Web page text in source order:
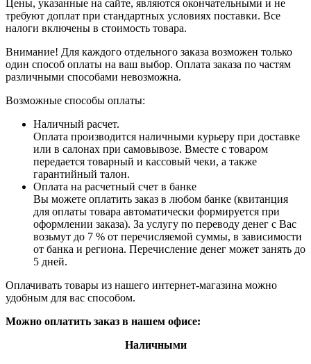
Цены, указанные на сайте, являются окончательными и не
требуют доплат при стандартных условиях поставки. Все
налоги включены в стоимость товара.
Внимание! Для каждого отдельного заказа возможен только
один способ оплаты на ваш выбор. Оплата заказа по частям
различными способами невозможна.
Возможные способы оплаты:
Наличный расчет.
Оплата производится наличными курьеру при доставке
или в салонах при самовывозе. Вместе с товаром
передается товарный и кассовый чеки, а также
гарантийный талон.
Оплата на расчетный счет в банке
Вы можете оплатить заказ в любом банке (квитанция
для оплаты товара автоматически формируется при
оформлении заказа). За услугу по переводу денег с Вас
возьмут до 7 % от перечисляемой суммы, в зависимости
от банка и региона. Перечисление денег может занять до
5 дней.
Оплачивать товары из нашего интернет-магазина можно
удобным для вас способом.
Можно оплатить заказ в нашем офисе:
Наличными